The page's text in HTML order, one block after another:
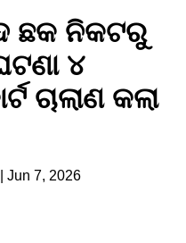
ଛକ ନିକଟରୁ
୪
ଚାଲାଣ କଲା
Jun 7, 2026